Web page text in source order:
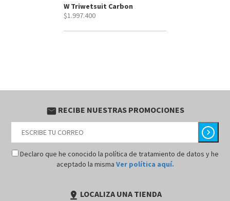
W Triwetsuit Carbon
$1.997.400
email RECIBE NUESTRAS PROMOCIONES
chevron_right
Declaro que he conocido la política de tratamiento de datos y he
aceptado la misma Ver política aquí.
pin_drop LOCALIZA UNA TIENDA